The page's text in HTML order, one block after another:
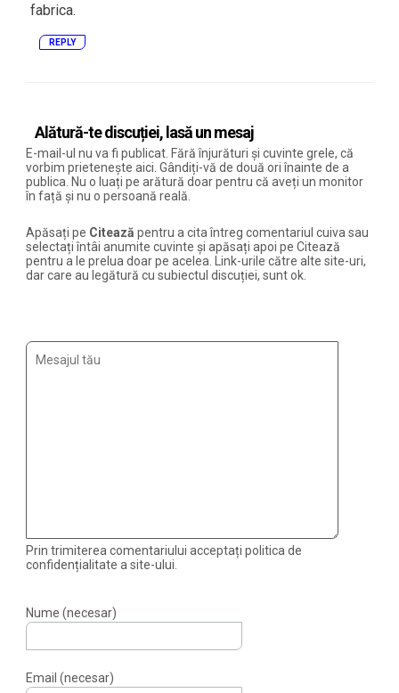
fabrica.
REPLY
Alătură-te discuției, lasă un mesaj
E-mail-ul nu va fi publicat. Fără înjurături și cuvinte grele, că
vorbim prietenește aici. Gândiți-vă de două ori înainte de a
publica. Nu o luați pe arătură doar pentru că aveți un monitor
în față și nu o persoană reală.
Apăsați pe Citează pentru a cita întreg comentariul cuiva sau
selectați întâi anumite cuvinte și apăsați apoi pe Citează
pentru a le prelua doar pe acelea. Link-urile către alte site-uri,
dar care au legătură cu subiectul discuției, sunt ok.
Prin trimiterea comentariului acceptați politica de
confidențialitate a site-ului.
Nume (necesar)
Email (necesar)